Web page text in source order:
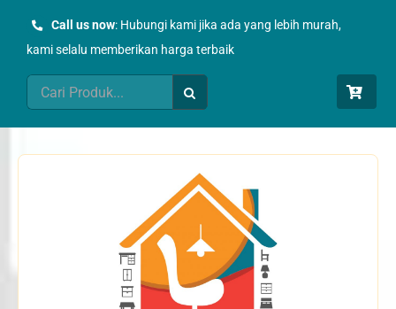
Call us now: Hubungi kami jika ada yang lebih murah,
kami selalu memberikan harga terbaik
Search
for: